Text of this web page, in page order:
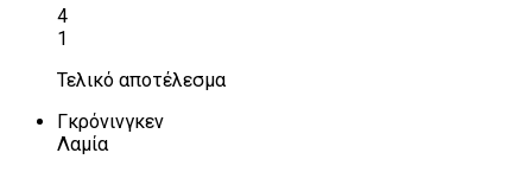
4
1
Τελικό αποτέλεσμα
Γκρόνινγκεν
Λαμία